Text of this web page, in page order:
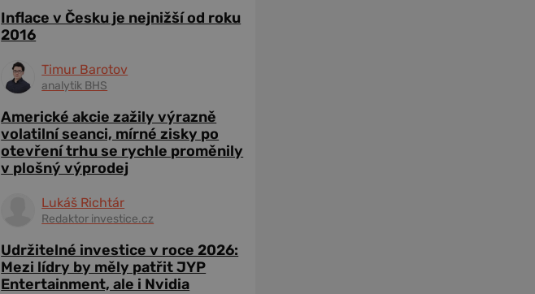
Inflace v Česku je nejnižší od roku
2016
Timur Barotov
analytik BHS
Americké akcie zažily výrazně
volatilní seanci, mírné zisky po
otevření trhu se rychle proměnily
v plošný výprodej
Lukáš Richtár
Redaktor investice.cz
Udržitelné investice v roce 2026:
Mezi lídry by měly patřit JYP
Entertainment, ale i Nvidia